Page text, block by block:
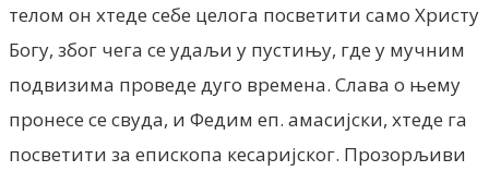
телом он хтеде себе целога посветити само Христу
Богу, због чега се удаљи у пустињу, где у мучним
подвизима проведе дуго времена. Слава о њему
пронесе се свуда, и Федим еп. амасијски, хтеде га
посветити за епископа кесаријског. Прозорљиви